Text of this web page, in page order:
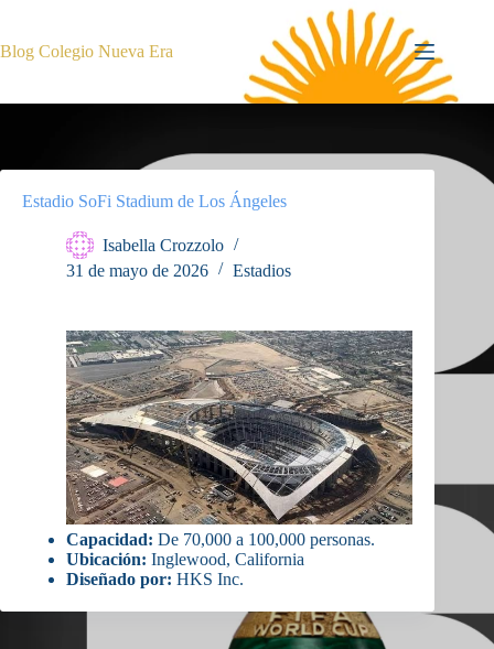
contenido
Blog Colegio Nueva Era
Estadio SoFi Stadium de Los Ángeles
Isabella Crozzolo
31 de mayo de 2026
Estadios
Capacidad: De 70,000 a 100,000 personas.
Ubicación: Inglewood, California
Diseñado por: HKS Inc.